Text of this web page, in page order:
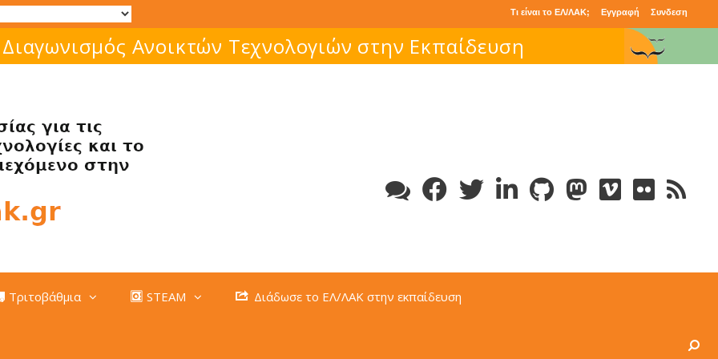
Τι είναι το ΕΛ/ΛΑΚ; Εγγραφή Συνδεση
Ανοικτών Τεχνολογιών στην Εκπαίδευση
Τριτοβάθμια STEAM Διάδωσε το ΕΛ/ΛΑΚ στην εκπαίδευση
Search